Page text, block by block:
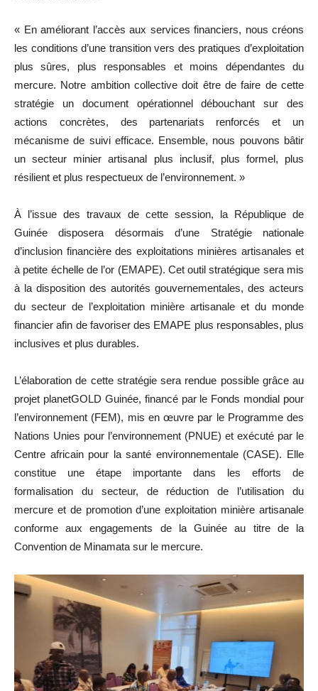
« En améliorant l’accès aux services financiers, nous créons
les conditions d’une transition vers des pratiques d’exploitation
plus sûres, plus responsables et moins dépendantes du
mercure. Notre ambition collective doit être de faire de cette
stratégie un document opérationnel débouchant sur des
actions concrètes, des partenariats renforcés et un
mécanisme de suivi efficace. Ensemble, nous pouvons bâtir
un secteur minier artisanal plus inclusif, plus formel, plus
résilient et plus respectueux de l’environnement. »
À l’issue des travaux de cette session, la République de
Guinée disposera désormais d’une Stratégie nationale
d’inclusion financière des exploitations minières artisanales et
à petite échelle de l’or (EMAPE). Cet outil stratégique sera mis
à la disposition des autorités gouvernementales, des acteurs
du secteur de l’exploitation minière artisanale et du monde
financier afin de favoriser des EMAPE plus responsables, plus
inclusives et plus durables.
L’élaboration de cette stratégie sera rendue possible grâce au
projet planetGOLD Guinée, financé par le Fonds mondial pour
l’environnement (FEM), mis en œuvre par le Programme des
Nations Unies pour l’environnement (PNUE) et exécuté par le
Centre africain pour la santé environnementale (CASE). Elle
constitue une étape importante dans les efforts de
formalisation du secteur, de réduction de l’utilisation du
mercure et de promotion d’une exploitation minière artisanale
conforme aux engagements de la Guinée au titre de la
Convention de Minamata sur le mercure.